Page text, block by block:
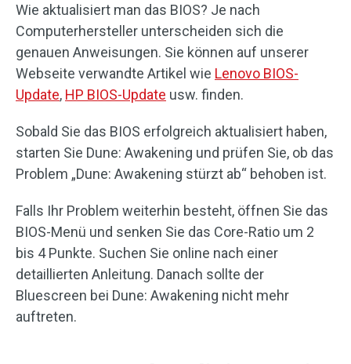
Wie aktualisiert man das BIOS? Je nach
Computerhersteller unterscheiden sich die
genauen Anweisungen. Sie können auf unserer
Webseite verwandte Artikel wie Lenovo BIOS-
Update, HP BIOS-Update usw. finden.
Sobald Sie das BIOS erfolgreich aktualisiert haben,
starten Sie Dune: Awakening und prüfen Sie, ob das
Problem „Dune: Awakening stürzt ab“ behoben ist.
Falls Ihr Problem weiterhin besteht, öffnen Sie das
BIOS-Menü und senken Sie das Core-Ratio um 2
bis 4 Punkte. Suchen Sie online nach einer
detaillierten Anleitung. Danach sollte der
Bluescreen bei Dune: Awakening nicht mehr
auftreten.